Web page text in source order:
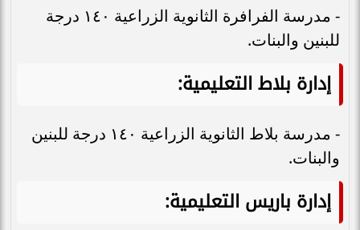
- مدرسة الفرافرة الثانوية الزراعية ١٤٠ درجة
للبنين والبنات.
إدارة بلاط التعليمية:
- مدرسة بلاط الثانوية الزراعية ١٤٠ درجة للبنين
والبنات.
إدارة باريس التعليمية: